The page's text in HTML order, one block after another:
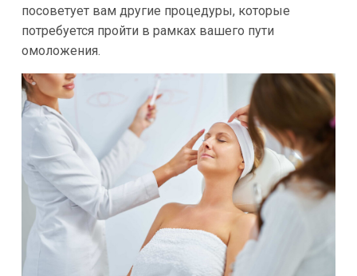
посоветует вам другие процедуры, которые
потребуется пройти в рамках вашего пути
омоложения.